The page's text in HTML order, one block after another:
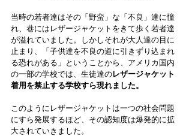
当時の若者達はその「野蛮」な「不良」達に憧
れ、巷にはレザージャケットをきて歩く若者達
が溢れていました。しかしそれが大人達の目に
止まり、「子供達を不良の道に引きずり込まれ
る恐れがある」ということから、アメリカ国内
の一部の学校では、生徒達のレザージャケット
着用を禁止する学校すら現れました。
このようにレザージャケットは一つの社会問題
にすら発展するほど、その認知度は爆発的に拡
大されていきました。